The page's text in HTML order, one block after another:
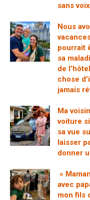
sans voix
Nous
pourrait
sa
de
chose
jamais
Ma
voiture
sa vue
laisser
donner
»
avec
mon fils